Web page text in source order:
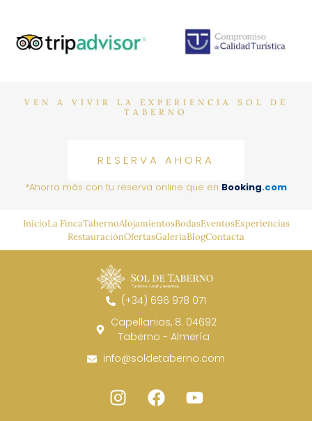
VEN A VIVIR LA EXPERIENCIA SOL DE
TABERNO
RESERVA AHORA
*Ahorra más con tu reserva online que en Booking.com
InicioLa FincaTabernoAlojamientosBodasEventosExperiencias
RestauraciónOfertasGaleríaBlogContacta
(+34) 696 978 071
Capellanias, 8. 04692
Taberno - Almería
info@soldetaberno.com